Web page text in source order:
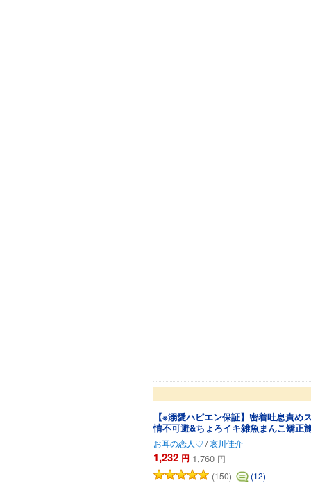
【※溺愛ハピエン保証】密着吐息責
情不可避&ちょろイキ雑魚まんこ矯正
お耳の恋人♡ /哀川佳介
1,232 円 1,760 円
(150)
(12)